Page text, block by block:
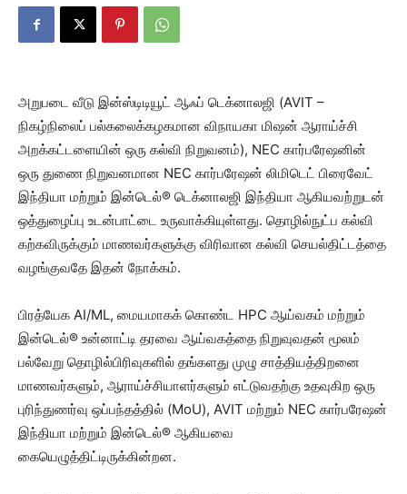
அறுபடை வீடு இன்ஸ்டிடியூட் ஆஃப் டெக்னாலஜி (AVIT –
நிகழ்நிலைப் பல்கலைக்கழகமான விநாயகா மிஷன் ஆராய்ச்சி
அறக்கட்டளையின் ஒரு கல்வி நிறுவனம்), NEC கார்பரேஷனின்
ஒரு துணை நிறுவனமான NEC கார்பரேஷன் லிமிடெட் பிரைவேட்
இந்தியா மற்றும் இன்டெல்® டெக்னாலஜி இந்தியா ஆகியவற்றுடன்
ஒத்துழைப்பு உடன்பாட்டை உருவாக்கியுள்ளது. தொழில்நுட்ப கல்வி
கற்கவிருக்கும் மாணவர்களுக்கு விரிவான கல்வி செயல்திட்டத்தை
வழங்குவதே இதன் நோக்கம்.
பிரத்யேக AI/ML, மையமாகக் கொண்ட HPC ஆய்வகம் மற்றும்
இன்டெல்® உன்னாட்டி தரவை ஆய்வகத்தை நிறுவுவதன் மூலம்
பல்வேறு தொழில்பிரிவுகளில் தங்களது முழு சாத்தியத்திறனை
மாணவர்களும், ஆராய்ச்சியாளர்களும் எட்டுவதற்கு உதவுகிற ஒரு
புரிந்துணர்வு ஒப்பந்தத்தில் (MoU), AVIT மற்றும் NEC கார்பரேஷன்
இந்தியா மற்றும் இன்டெல்® ஆகியவை
கையெழுத்திட்டிருக்கின்றன.